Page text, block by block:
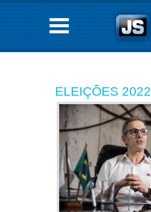
ELEIÇÕES 2022